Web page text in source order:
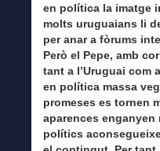
en política la imatge
molts uruguaians li
per anar a fòrums
Però el Pepe, amb
tant a l’Uruguai com
en política massa
promeses es tornen
aparences
polítics